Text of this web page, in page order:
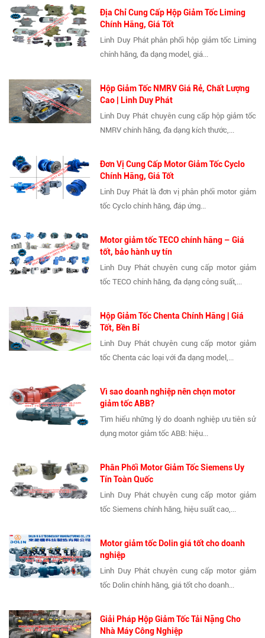
Địa Chỉ Cung Cấp Hộp Giảm Tốc Liming
Chính Hãng, Giá Tốt
Linh Duy Phát phân phối hộp giảm tốc Liming
chính hãng, đa dạng model, giá...
Hộp Giảm Tốc NMRV Giá Rẻ, Chất Lượng
Cao | Linh Duy Phát
Linh Duy Phát chuyên cung cấp hộp giảm tốc
NMRV chính hãng, đa dạng kích thước,...
Đơn Vị Cung Cấp Motor Giảm Tốc Cyclo
Chính Hãng, Giá Tốt
Linh Duy Phát là đơn vị phân phối motor giảm
tốc Cyclo chính hãng, đáp ứng...
Motor giảm tốc TECO chính hãng – Giá
tốt, bảo hành uy tín
Linh Duy Phát chuyên cung cấp motor giảm
tốc TECO chính hãng, đa dạng công suất,...
Hộp Giảm Tốc Chenta Chính Hãng | Giá
Tốt, Bền Bỉ
Linh Duy Phát chuyên cung cấp motor giảm
tốc Chenta các loại với đa dạng model,...
Vì sao doanh nghiệp nên chọn motor
giảm tốc ABB?
Tìm hiểu những lý do doanh nghiệp ưu tiên sử
dụng motor giảm tốc ABB: hiệu...
Phân Phối Motor Giảm Tốc Siemens Uy
Tín Toàn Quốc
Linh Duy Phát chuyên cung cấp motor giảm
tốc Siemens chính hãng, hiệu suất cao,...
Motor giảm tốc Dolin giá tốt cho doanh
nghiệp
Linh Duy Phát chuyên cung cấp motor giảm
tốc Dolin chính hãng, giá tốt cho doanh...
Giải Pháp Hộp Giảm Tốc Tải Nặng Cho
Nhà Máy Công Nghiệp